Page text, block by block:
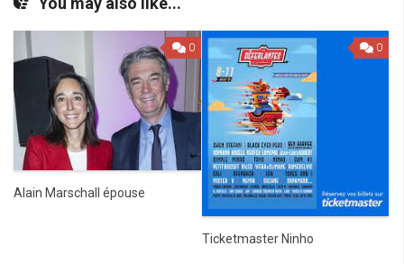
0
Alain Marschall épouse
0
Ticketmaster Ninho